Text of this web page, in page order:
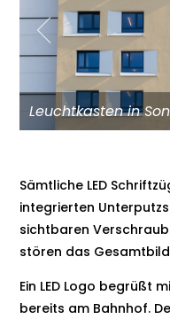
Leuchtkasten in
Sämtliche LED
integrierten
sichtbaren
stören das
Ein LED Logo begrüßt
bereits am Bahnhof.